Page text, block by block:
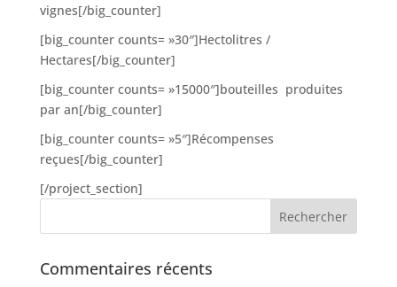
vignes[/big_counter]
[big_counter counts= »30″]Hectolitres /
Hectares[/big_counter]
[big_counter counts= »15000″]bouteilles produites
par an[/big_counter]
[big_counter counts= »5″]Récompenses
reçues[/big_counter]
[/project_section]
Commentaires récents